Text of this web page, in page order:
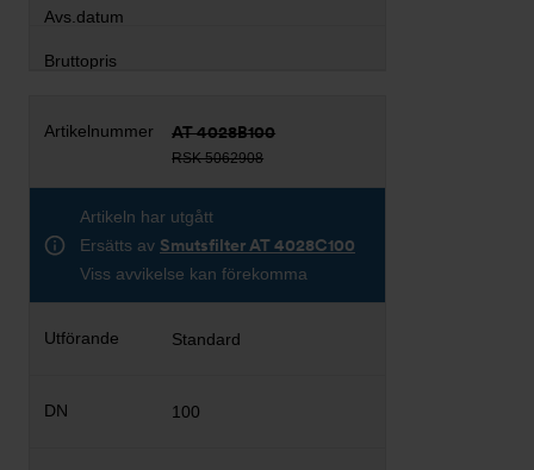
AT 4028B100
RSK 5062908
Artikeln har utgått
Ersätts av Smutsfilter AT 4028C100
Viss avvikelse kan förekomma
Standard
100